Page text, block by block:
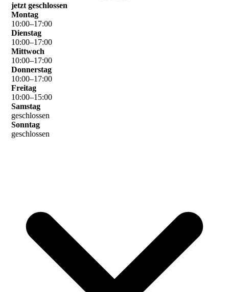
jetzt geschlossen
Montag
10:00–17:00
Dienstag
10:00–17:00
Mittwoch
10:00–17:00
Donnerstag
10:00–17:00
Freitag
10:00–15:00
Samstag
geschlossen
Sonntag
geschlossen